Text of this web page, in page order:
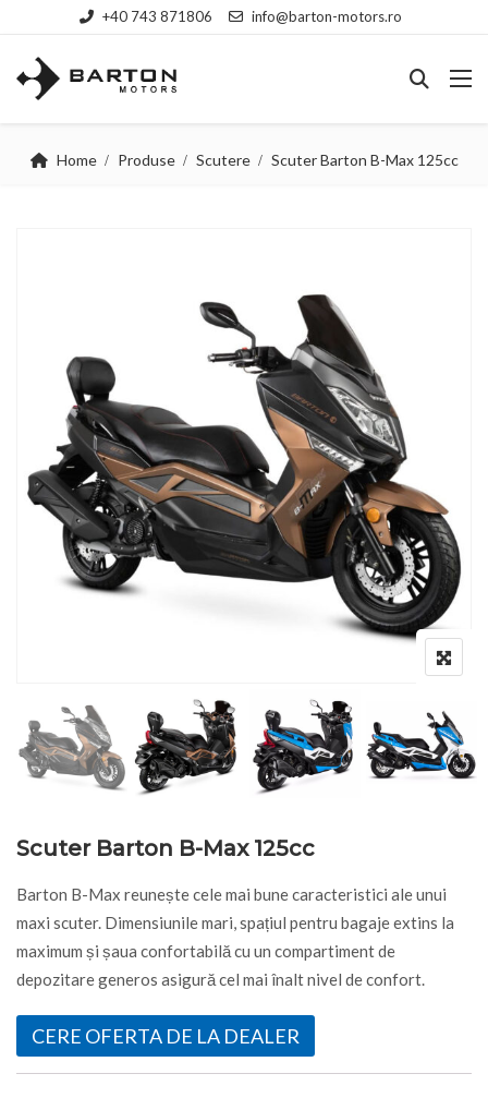
+40 743 871806 info@barton-motors.ro
Home Produse Scutere Scuter Barton B-Max 125cc
Scuter Barton B-Max 125cc
Barton B-Max reunește cele mai bune caracteristici ale unui
maxi scuter. Dimensiunile mari, spațiul pentru bagaje extins la
maximum și șaua confortabilă cu un compartiment de
depozitare generos asigură cel mai înalt nivel de confort.
CERE OFERTA DE LA DEALER